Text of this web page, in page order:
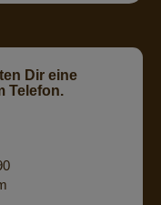
Dir eine
Telefon.